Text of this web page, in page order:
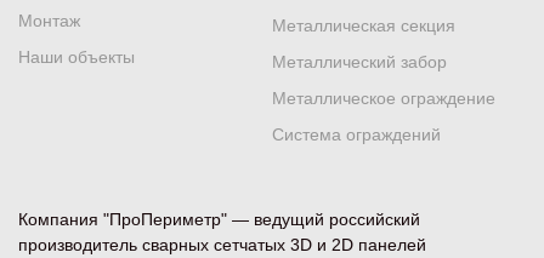
Компания "ПроПериметр" — ведущий российский
производитель сварных сетчатых 3D и 2D панелей
Металлическая секция
Металлический забор
Металлическое ограждение
Система ограждений
Монтаж
Наши объекты